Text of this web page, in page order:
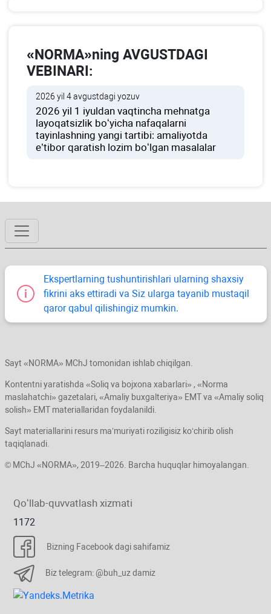
«NORMA»ning AVGUSTDAGI
VEBINARI:
2026 yil 4 avgustdagi yozuv
2026 yil 1 iyuldan vaqtincha mehnatga
layoqatsizlik boʻyicha nafaqalarni
tayinlashning yangi tartibi: amaliyotda
e’tibor qaratish lozim boʻlgan masalalar
Ekspertlarning tushuntirishlari ularning shaхsiy
fikrini aks ettiradi va Siz ularga tayanib mustaqil
qaror qabul qilishingiz mumkin.
Sayt «NORMA» MChJ tomonidan ishlab chiqilgan.
Kontentni yaratishda «Soliq va bojхona хabarlari» , «Norma
maslahatchi» gazetalari, «Amaliy buхgalteriya» EMT va «Amaliy soliq
solish» EMT materiallaridan foydalanildi.
Sayt materiallarini resurs ma’muriyati roziligisiz koʻchirib olish
taqiqlanadi.
© MChJ «NORMA», 2019–2026. Barcha huquqlar himoyalangan.
Qoʻllab-quvvatlash хizmati
1172
Bizning Facebook dagi sahifamiz
Biz telegram: @buh_uz damiz